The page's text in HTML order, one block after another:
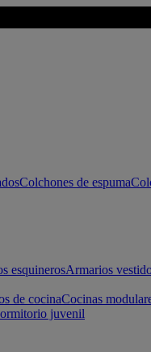
Colchones de espuma
esquinerosArmarios
de cocinaCocinas
juvenil